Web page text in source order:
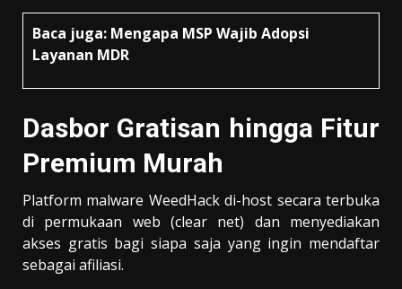
Baca juga: Mengapa MSP Wajib Adopsi
Layanan MDR
Dasbor Gratisan hingga Fitur
Premium Murah
Platform malware WeedHack di-host secara terbuka
di permukaan web (clear net) dan menyediakan
akses gratis bagi siapa saja yang ingin mendaftar
sebagai afiliasi.